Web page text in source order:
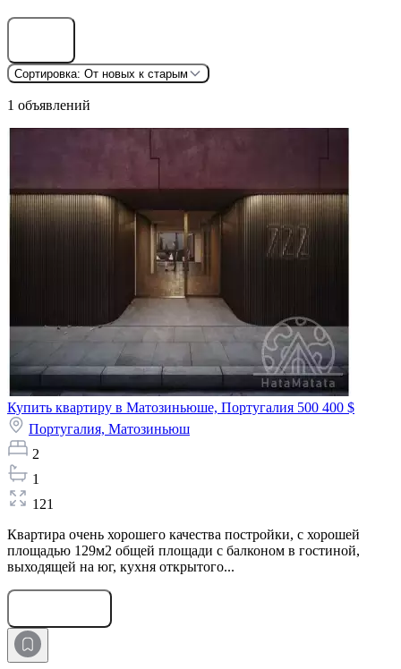
Сортировка: От новых к старым
1 объявлений
Купить квартиру в Матозиньюше, Португалия 500 400 $
Португалия, Матозиньюш
2
1
121
Квартира очень хорошего качества постройки, с хорошей
площадью 129м2 общей площади с балконом в гостиной,
выходящей на юг, кухня открытого...